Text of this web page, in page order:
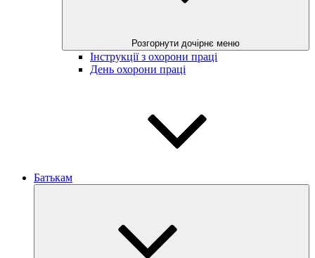
Розгорнути дочірнє меню
Інструкції з охорони праці
День охорони праці
Батькам